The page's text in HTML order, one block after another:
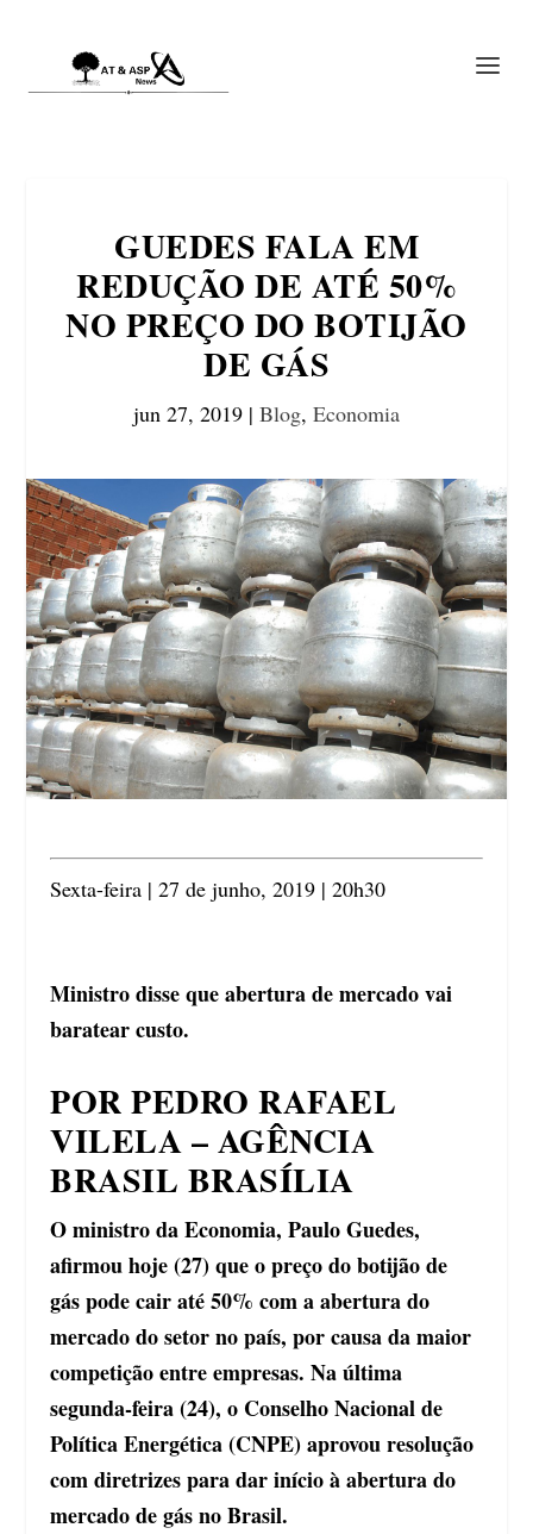
GUEDES FALA EM
REDUÇÃO DE ATÉ 50%
NO PREÇO DO BOTIJÃO
DE GÁS
jun 27, 2019 | Blog, Economia
Sexta-feira | 27 de junho, 2019 | 20h30
Ministro disse que abertura de mercado vai
baratear custo.
POR PEDRO RAFAEL
VILELA – AGÊNCIA
BRASIL BRASÍLIA
O ministro da Economia, Paulo Guedes,
afirmou hoje (27) que o preço do botijão de
gás pode cair até 50% com a abertura do
mercado do setor no país, por causa da maior
competição entre empresas. Na última
segunda-feira (24), o Conselho Nacional de
Política Energética (CNPE) aprovou resolução
com diretrizes para dar início à abertura do
mercado de gás no Brasil.